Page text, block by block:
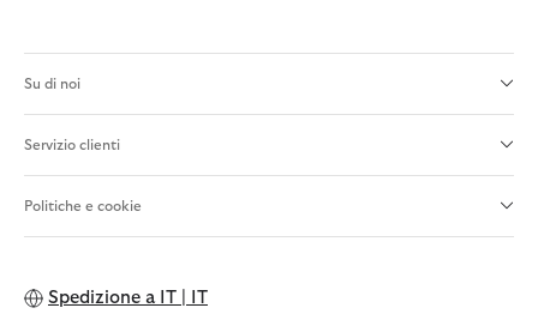
Su di noi
Servizio clienti
Politiche e cookie
Spedizione a IT | IT